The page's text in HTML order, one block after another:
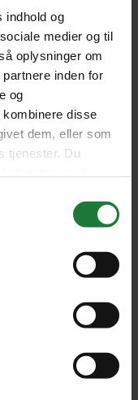
indhold og
medier og til
oplysninger om
inden for
og
disse
dem, eller som
tjenester. Du
HARLEV J
FALLS